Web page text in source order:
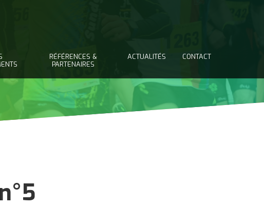
RÉFÉRENCES &
PARTENAIRES
ACTUALITÉS CONTACT